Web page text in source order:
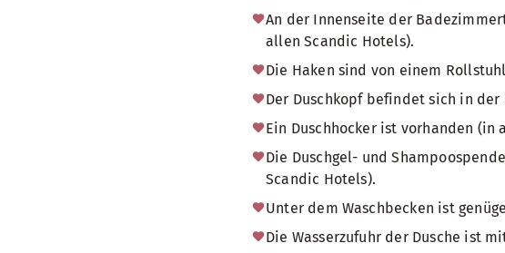
An der Innenseite der
allen Scandic Hotels).
Die Haken sind von einem
Der Duschkopf befindet sich in
Ein Duschhocker ist vorhanden (in
Die Duschgel- und
Scandic Hotels).
Unter dem Waschbecken ist
Die Wasserzufuhr der Dusche ist